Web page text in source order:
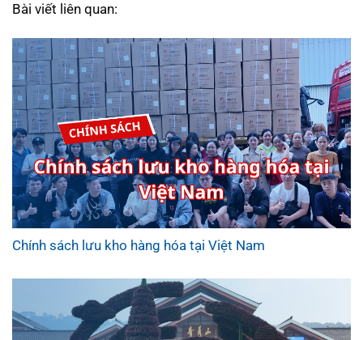
Bài viết liên quan:
Chính sách lưu kho hàng hóa tại Việt Nam